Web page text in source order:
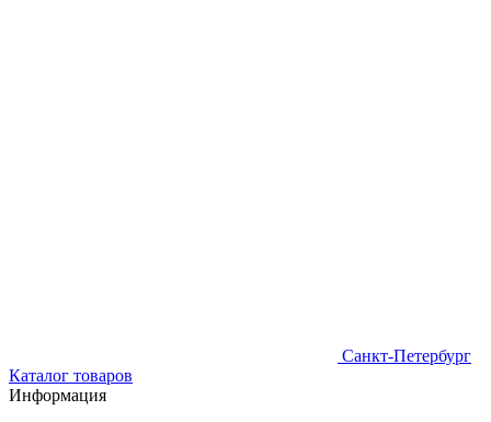
Санкт-Петербург
Каталог товаров
Информация